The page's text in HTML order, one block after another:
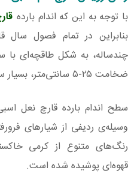
با توجه به این که اندام بارده
بنابراین در تمام فصول سال
ضخامت ۲۵-۵ سانتی‌متر، بسیار سفت، سخت و چوبی است.
سطح اندام بارده قارچ
وسیله‌ی ردیفی از شیارهای
رنگ‌های متنوع‌ از کرمی
قهوه‌ای پوشیده شده است.